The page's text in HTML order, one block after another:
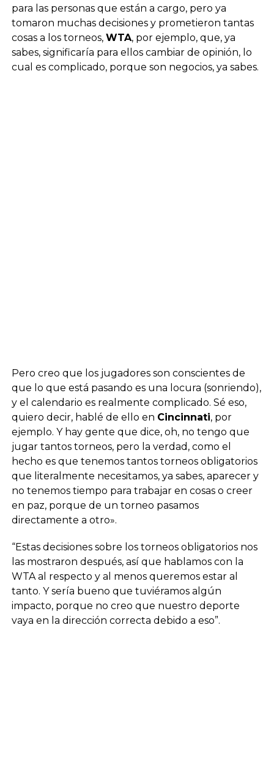
para las personas que están a cargo, pero ya
tomaron muchas decisiones y prometieron tantas
cosas a los torneos, WTA, por ejemplo, que, ya
sabes, significaría para ellos cambiar de opinión, lo
cual es complicado, porque son negocios, ya sabes.
Pero creo que los jugadores son conscientes de
que lo que está pasando es una locura (sonriendo),
y el calendario es realmente complicado. Sé eso,
quiero decir, hablé de ello en Cincinnati, por
ejemplo. Y hay gente que dice, oh, no tengo que
jugar tantos torneos, pero la verdad, como el
hecho es que tenemos tantos torneos obligatorios
que literalmente necesitamos, ya sabes, aparecer y
no tenemos tiempo para trabajar en cosas o creer
en paz, porque de un torneo pasamos
directamente a otro».
“Estas decisiones sobre los torneos obligatorios nos
las mostraron después, así que hablamos con la
WTA al respecto y al menos queremos estar al
tanto. Y sería bueno que tuviéramos algún
impacto, porque no creo que nuestro deporte
vaya en la dirección correcta debido a eso”.